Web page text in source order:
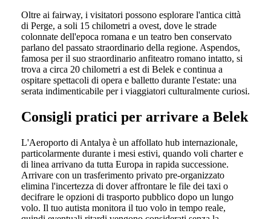
Oltre ai fairway, i visitatori possono esplorare l'antica città
di Perge, a soli 15 chilometri a ovest, dove le strade
colonnate dell'epoca romana e un teatro ben conservato
parlano del passato straordinario della regione. Aspendos,
famosa per il suo straordinario anfiteatro romano intatto, si
trova a circa 20 chilometri a est di Belek e continua a
ospitare spettacoli di opera e balletto durante l'estate: una
serata indimenticabile per i viaggiatori culturalmente curiosi.
Consigli pratici per arrivare a Belek
L'Aeroporto di Antalya è un affollato hub internazionale,
particolarmente durante i mesi estivi, quando voli charter e
di linea arrivano da tutta Europa in rapida successione.
Arrivare con un trasferimento privato pre-organizzato
elimina l'incertezza di dover affrontare le file dei taxi o
decifrare le opzioni di trasporto pubblico dopo un lungo
volo. Il tuo autista monitora il tuo volo in tempo reale,